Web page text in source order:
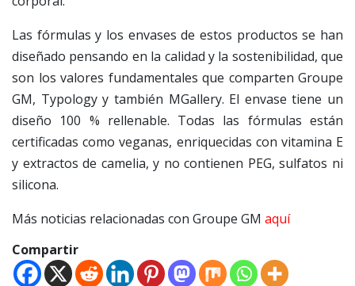
Las fórmulas y los envases de estos productos se han
diseñado pensando en la calidad y la sostenibilidad, que
son los valores fundamentales que comparten Groupe
GM, Typology y también MGallery. El envase tiene un
diseño 100 % rellenable. Todas las fórmulas están
certificadas como veganas, enriquecidas con vitamina E
y extractos de camelia, y no contienen PEG, sulfatos ni
silicona.
Más noticias relacionadas con Groupe GM aquí
Compartir